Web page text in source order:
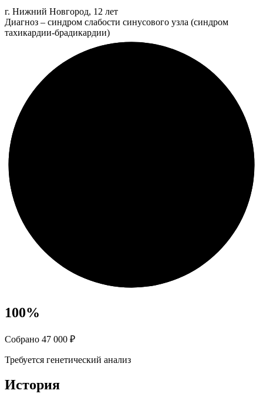
г. Нижний Новгород, 12 лет
Диагноз – синдром слабости синусового узла (синдром
тахикардии-брадикардии)
100%
Собрано 47 000 ₽
Требуется генетический анализ
История